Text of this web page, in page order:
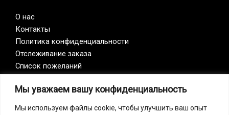
Мы уважаем вашу конфиденциальность
Мы используем файлы cookie, чтобы улучшить ваш опыт
О нас
Контакты
Политика конфиденциальности
Отслеживание заказа
Список пожеланий
Vision Zero